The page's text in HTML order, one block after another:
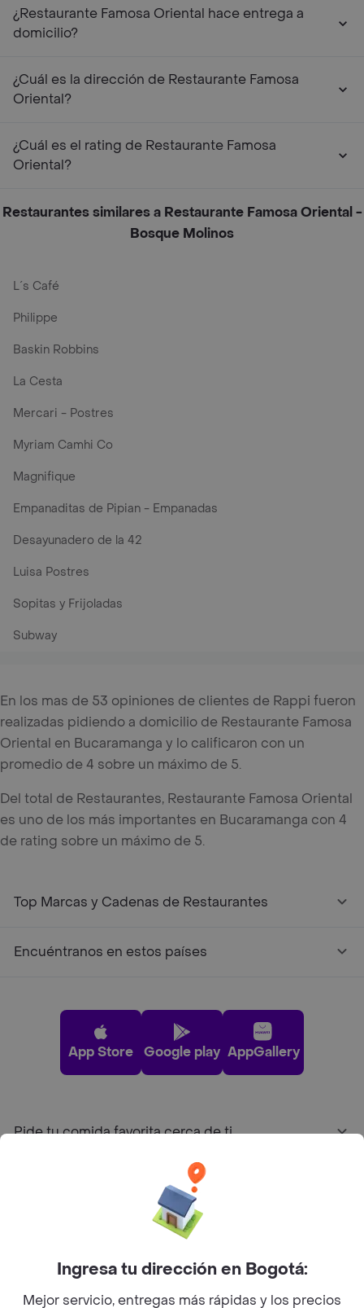
¿Restaurante Famosa Oriental hace entrega a
domicilio?
¿Cuál es la dirección de Restaurante Famosa
Oriental?
¿Cuál es el rating de Restaurante Famosa
Oriental?
Restaurantes similares a Restaurante Famosa Oriental -
Bosque Molinos
L´s Café
Philippe
Baskin Robbins
La Cesta
Mercari - Postres
Myriam Camhi Co
Magnifique
Empanaditas de Pipian - Empanadas
Desayunadero de la 42
Luisa Postres
Sopitas y Frijoladas
Subway
En los mas de 53 opiniones de clientes de Rappi fueron
realizadas pidiendo a domicilio de Restaurante Famosa
Oriental en Bucaramanga y lo calificaron con un
promedio de 4 sobre un máximo de 5.
Del total de Restaurantes, Restaurante Famosa Oriental
es uno de los más importantes en Bucaramanga con 4
de rating sobre un máximo de 5.
Top Marcas y Cadenas de Restaurantes
Encuéntranos en estos países
App Store Google play AppGallery
Pide tu comida favorita cerca de ti
Sobre Rappi
Ingresa tu dirección en Bogotá:
Mejor servicio, entregas más rápidas y los precios